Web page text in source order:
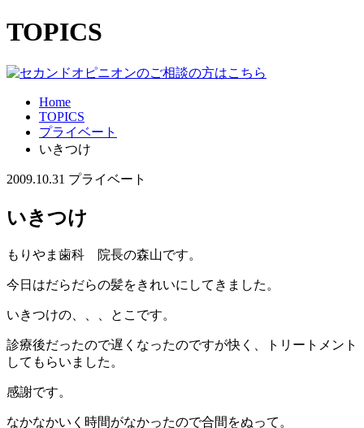
TOPICS
Home
TOPICS
プライベート
いきつけ
2009.10.31 プライベート
いきつけ
もりやま歯科 院長の森山です。
今日はだらだらの髪をきれいにしてきました。
いきつけの、、、とこです。
診療後だったので遅くなったのですが快く、トリートメント
してもらいました。
感謝です。
なかなかいく時間がなかったので合間をぬって。